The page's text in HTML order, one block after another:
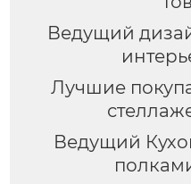
Ведущий
Лучшие
Ведущий